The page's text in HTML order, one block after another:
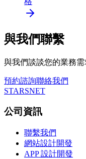
與我們聯繫
與我們談談您的業務需
預約諮詢聯絡我們
STARSNET
公司資訊
聯繫我們
網站設計開發
APP 設計開發